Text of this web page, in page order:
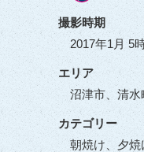
撮影時期
2017年1月 5
エリア
沼津市、清
カテゴリー
朝焼け、夕焼